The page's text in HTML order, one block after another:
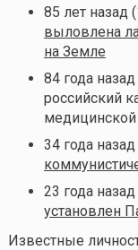
85 лет назад
выловлена
на Земле
84 года
российский
34 года
23 года
установлен
Известные